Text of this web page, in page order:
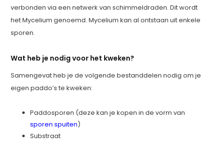
verbonden via een netwerk van schimmeldraden. Dit wordt
het Mycelium genoemd. Mycelium kan al ontstaan uit enkele
sporen.
Wat heb je nodig voor het kweken?
Samengevat heb je de volgende bestanddelen nodig om je
eigen paddo’s te kweken:
Paddosporen (deze kan je kopen in de vorm van
sporen spuiten)
Substraat